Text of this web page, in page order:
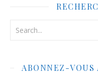
ABONNEZ-